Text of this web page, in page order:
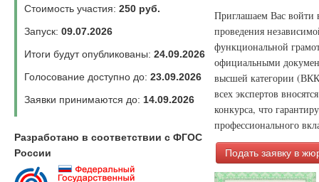
Стоимость участия: 250 руб.
Запуск: 09.07.2026
Итоги будут опубликованы: 24.09.2026
Голосование доступно до: 23.09.2026
Заявки принимаются до: 14.09.2026
Разработано в соответствии с ФГОС
России
Приглашаем Вас войти
проведения
функциональной
официальными
высшей категории
всех экспертов
конкурса, что
профессионального
Подать заявку в